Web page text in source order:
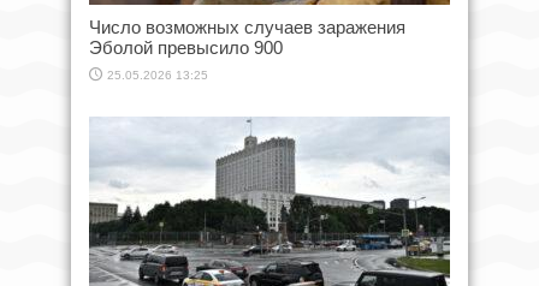
Число возможных случаев заражения
Эболой превысило 900
25.05.2026 13:25